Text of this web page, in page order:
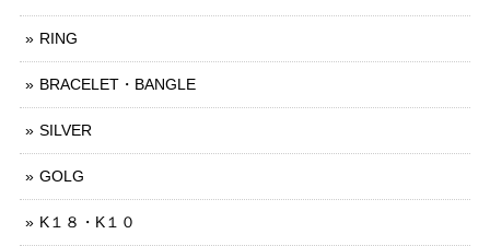
RING
BRACELET・BANGLE
SILVER
GOLG
K１８・K１０